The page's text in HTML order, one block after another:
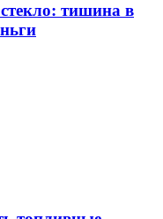
тишина в